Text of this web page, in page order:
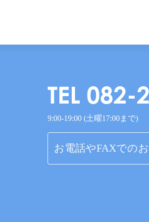
TEL
9:00-19:00 (土曜17:00まで)
お電話やFAXでの